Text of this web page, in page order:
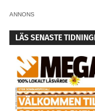
ANNONS
LÄS SENASTE